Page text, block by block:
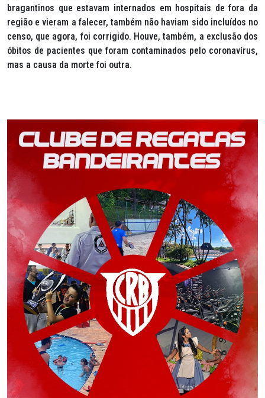
bragantinos que estavam internados em hospitais de fora da
região e vieram a falecer, também não haviam sido incluídos no
censo, que agora, foi corrigido. Houve, também, a exclusão dos
óbitos de pacientes que foram contaminados pelo coronavírus,
mas a causa da morte foi outra.